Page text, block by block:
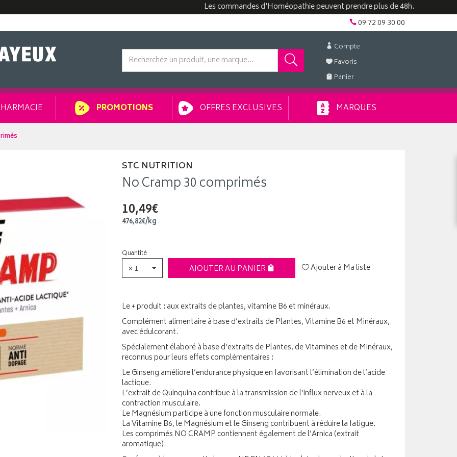
Les commandes d'Homéopathie peuvent prendre plus de 48h.
09 72 09 30 00
Compte
Favoris
Panier
PROMOTIONS OFFRES EXCLUSIVES MARQUES
STC NUTRITION
No Cramp 30 comprimés
10,49€
476,82€/kg
Quantité
× 1 AJOUTER AU PANIER Ajouter à Ma liste
Le + produit : aux extraits de plantes, vitamine B6 et minéraux.
Complément alimentaire à base d’extraits de Plantes, Vitamine B6 et Minéraux,
avec édulcorant.
Spécialement élaboré à base d’extraits de Plantes, de Vitamines et de Minéraux,
reconnus pour leurs effets complémentaires :
Le Ginseng améliore l’endurance physique en favorisant l’élimination de l’acide
lactique.
L’extrait de Quinquina contribue à la transmission de l’influx nerveux et à la
contraction musculaire.
Le Magnésium participe à une fonction musculaire normale.
La Vitamine B6, le Magnésium et le Ginseng contribuent à réduire la fatigue.
Les comprimés NO CRAMP contiennent également de l’Arnica (extrait
aromatique).